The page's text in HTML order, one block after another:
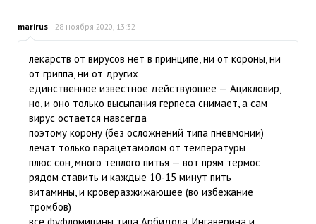
marirus 28 ноября 2020, 13:32
лекарств от вирусов нет в принципе, ни от короны, ни
от гриппа, ни от других
единственное известное действующее — Ацикловир,
но, и оно только высыпания герпеса снимает, а сам
вирус остается навсегда
поэтому корону (без осложнений типа пневмонии)
лечат только парацетамолом от температуры
плюс сон, много теплого питья — вот прям термос
рядом ставить и каждые 10-15 минут пить
витамины, и кроверазжижающее (во избежание
тромбов)